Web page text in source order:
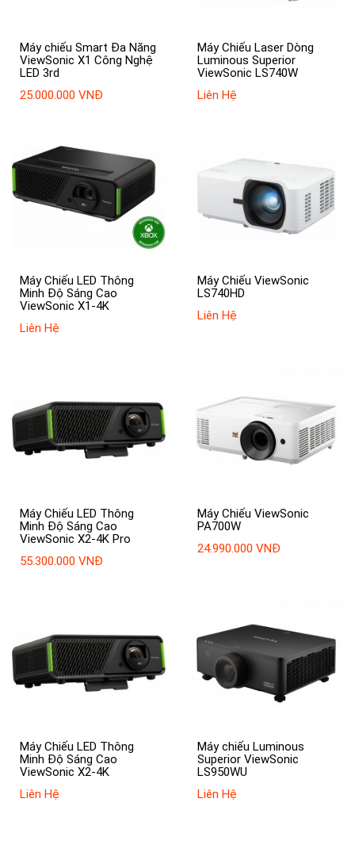
Máy chiếu Smart Đa Năng
ViewSonic X1 Công Nghệ
LED 3rd
25.000.000 VNĐ
Máy Chiếu Laser Dòng
Luminous Superior
ViewSonic LS740W
Liên Hệ
Máy Chiếu LED Thông
Minh Độ Sáng Cao
ViewSonic X1-4K
Liên Hệ
Máy Chiếu ViewSonic
LS740HD
Liên Hệ
Máy Chiếu LED Thông
Minh Độ Sáng Cao
ViewSonic X2-4K Pro
55.300.000 VNĐ
Máy Chiếu ViewSonic
PA700W
24.990.000 VNĐ
Máy Chiếu LED Thông
Minh Độ Sáng Cao
ViewSonic X2-4K
Liên Hệ
Máy chiếu Luminous
Superior ViewSonic
LS950WU
Liên Hệ